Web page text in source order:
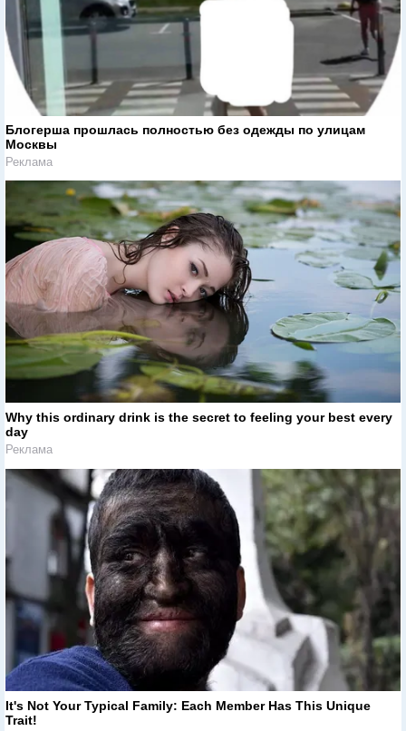
Блогерша прошлась полностью без одежды по улицам
Москвы
Реклама
Why this ordinary drink is the secret to feeling your best every
day
Реклама
It's Not Your Typical Family: Each Member Has This Unique
Trait!